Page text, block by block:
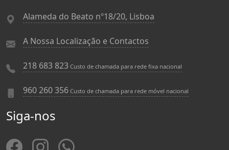
Alameda do Beato nº18/20, Lisboa
A Nossa Localização e Contactos
218 683 823 Custo de chamada para rede fixa nacional
960 260 356 Custo de chamada para rede móvel nacional
Siga-nos